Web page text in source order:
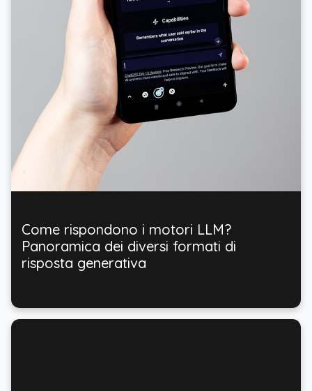
Come rispondono i motori LLM?
Panoramica dei diversi formati di
risposta generativa